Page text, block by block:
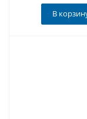
В